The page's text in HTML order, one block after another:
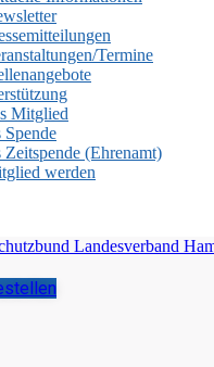
Termine
Mitglied
Spende
Zeitspende (Ehrenamt)
werden